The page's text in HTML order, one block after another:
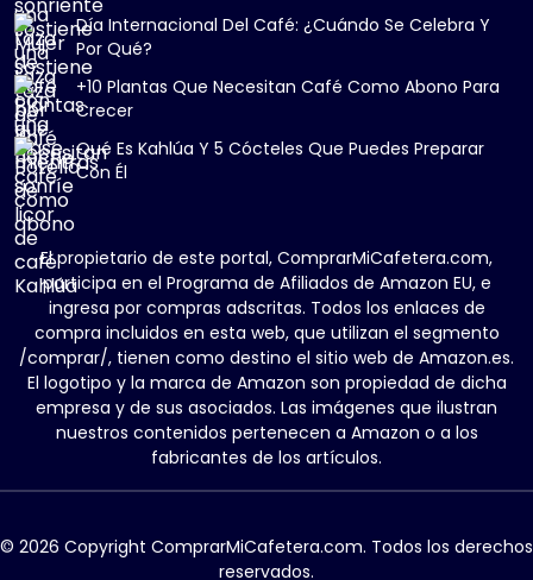
Día Internacional Del Café: ¿Cuándo Se Celebra Y
Por Qué?
+10 Plantas Que Necesitan Café Como Abono Para
Crecer
Qué Es Kahlúa Y 5 Cócteles Que Puedes Preparar
Con Él
El propietario de este portal, ComprarMiCafetera.com,
participa en el Programa de Afiliados de Amazon EU, e
ingresa por compras adscritas. Todos los enlaces de
compra incluidos en esta web, que utilizan el segmento
/comprar/, tienen como destino el sitio web de Amazon.es.
El logotipo y la marca de Amazon son propiedad de dicha
empresa y de sus asociados. Las imágenes que ilustran
nuestros contenidos pertenecen a Amazon o a los
fabricantes de los artículos.
© 2026 Copyright ComprarMiCafetera.com. Todos los derechos
reservados.